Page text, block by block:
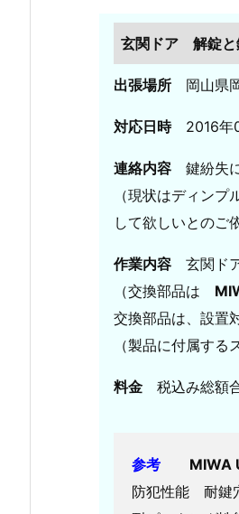
山
市
区
関
鍵
開
車
鍵
作
成
対
応
2.
1.
岡
玄関ドア 解錠と
出張場所 岡山県
対応日時 2016
連絡内容 鍵紛失
（現状はディン
して欲しいとのご
作業内容 玄関ド
（交換部品は
交換部品は、設置
（製品に付属する
料金 税込み総額
参考
MIWA
防犯性能 耐鍵